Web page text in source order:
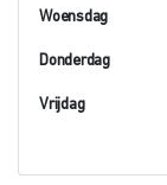
Woensdag
Donderdag
Vrijdag